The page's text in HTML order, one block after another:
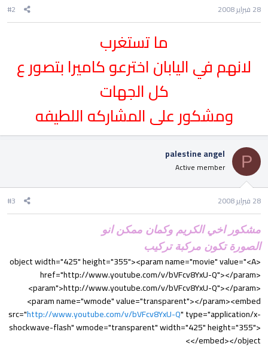
28 فبراير 2008 #2
ما تستغرب
لانهم في اليابان اخترعو كاميرا بتصور ع
كل الجهات
ومشكور على المشاركه اللطيفه
P
palestine angel
Active member
28 فبراير 2008 #3
مشكور اخي الكريم وكمان ممكن انو
الصورة تكون مركبة تركيب
<object width="425" height="355"><param name="movie" value="<A
href="http://www.youtube.com/v/bVFcv8YxU-Q"></param>
<param">http://www.youtube.com/v/bVFcv8YxU-Q"></param>
<param name="wmode" value="transparent"></param><embed
src="http://www.youtube.com/v/bVFcv8YxU-Q" type="application/x-
shockwave-flash" wmode="transparent" width="425" height="355">
</embed></object>